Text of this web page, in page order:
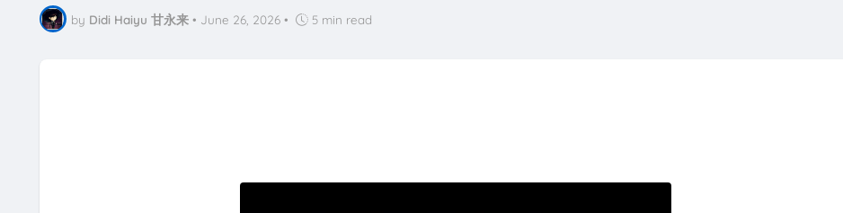
by Didi Haiyu 甘永来 • June 26, 2026 • 5 min read